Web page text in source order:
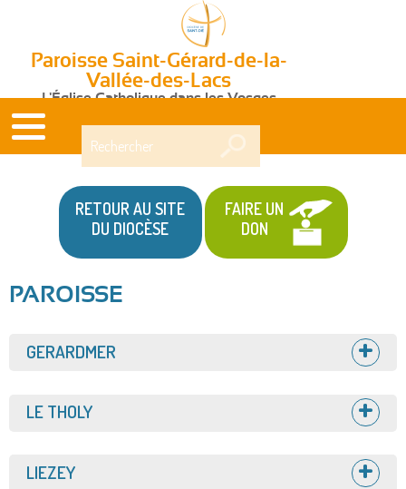
Paroisse Saint-Gérard-de-la-
Vallée-des-Lacs
L'Église Catholique dans les Vosges
RETOUR AU SITE
DU DIOCÈSE
FAIRE UN
DON
PAROISSE
Afficher
GERARDMER
Afficher
LE THOLY
Afficher
LIEZEY